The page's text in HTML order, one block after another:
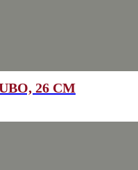
26 CM